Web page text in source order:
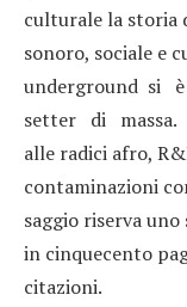
culturale la storia
sonoro, sociale e
underground si
setter di massa.
alle radici afro,
contaminazioni
saggio riserva
in cinquecento
citazioni.